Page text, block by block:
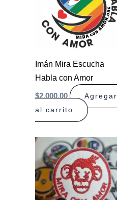
Imán Mira Escucha
Habla con Amor
$2.000,00
Agregar
al carrito